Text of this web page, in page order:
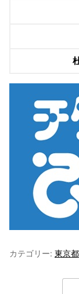
カテゴリー: 東京都